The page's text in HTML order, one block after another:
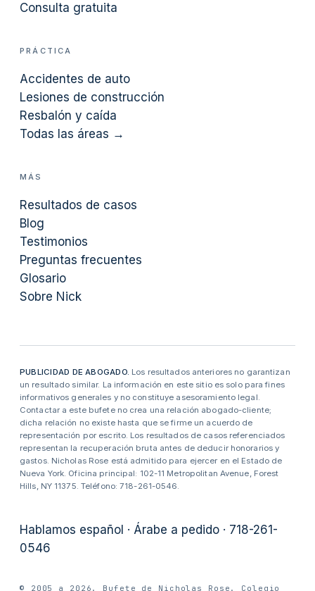
Consulta gratuita
PRÁCTICA
Accidentes de auto
Lesiones de construcción
Resbalón y caída
Todas las áreas →
MÁS
Resultados de casos
Blog
Testimonios
Preguntas frecuentes
Glosario
Sobre Nick
PUBLICIDAD DE ABOGADO. Los resultados anteriores no garantizan
un resultado similar. La información en este sitio es solo para fines
informativos generales y no constituye asesoramiento legal.
Contactar a este bufete no crea una relación abogado-cliente;
dicha relación no existe hasta que se firme un acuerdo de
representación por escrito. Los resultados de casos referenciados
representan la recuperación bruta antes de deducir honorarios y
gastos. Nicholas Rose está admitido para ejercer en el Estado de
Nueva York. Oficina principal: 102-11 Metropolitan Avenue, Forest
Hills, NY 11375. Teléfono: 718-261-0546.
Hablamos español · Árabe a pedido · 718-261-
0546
© 2005 a 2026. Bufete de Nicholas Rose. Colegio